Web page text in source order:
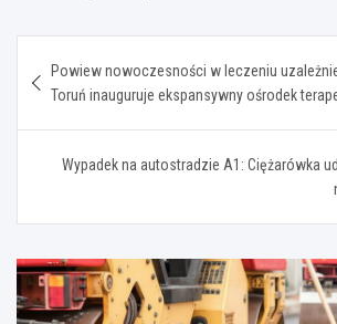
wpisu
Powiew nowoczesności w leczeniu
Toruń inauguruje ekspansywny ośrodek
Wypadek na autostradzie A1: Ciężarówka